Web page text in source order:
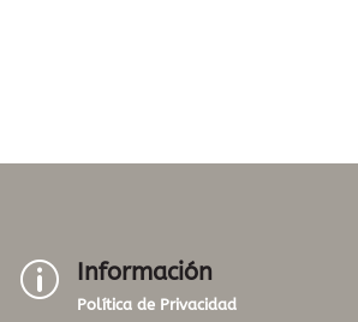
p Información
Política de Privacidad